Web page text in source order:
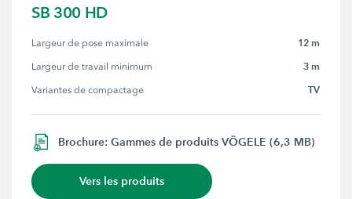
SB 300 HD
Largeur de pose maximale 12 m
Largeur de travail minimum 3 m
Variantes de compactage TV
Brochure: Gammes de produits VÖGELE (6,3 MB)
Vers les produits